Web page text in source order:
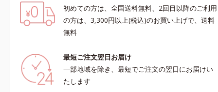
初めての方は、全国送料無料、2回目以降のご利用
の方は、3,300円以上(税込)のお買い上げで、送料
無料
最短ご注文翌日お届け
一部地域を除き、最短でご注文の翌日にお届けい
たします